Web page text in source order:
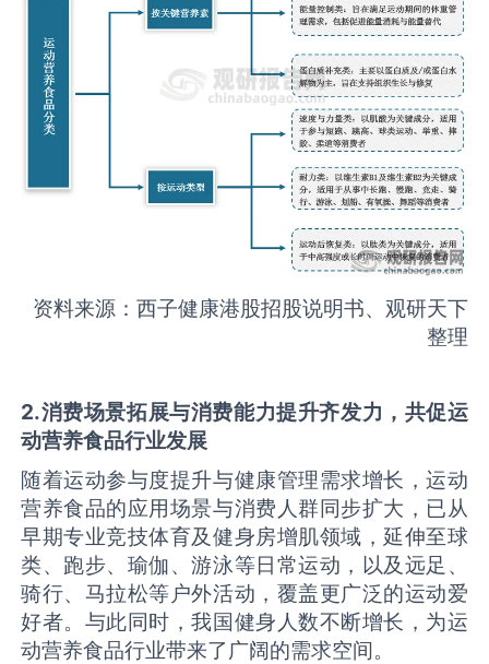
资料来源：西子健康港股招股说明书、观研天下
整理
2.消费场景拓展与消费能力提升齐发力，共促运
动营养食品行业发展
随着运动参与度提升与健康管理需求增长，运动
营养食品的应用场景与消费人群同步扩大，已从
早期专业竞技体育及健身房增肌领域，延伸至球
类、跑步、瑜伽、游泳等日常运动，以及远足、
骑行、马拉松等户外活动，覆盖更广泛的运动爱
好者。与此同时，我国健身人数不断增长，为运
动营养食品行业带来了广阔的需求空间。